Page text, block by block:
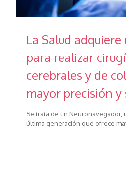
La Salud adquiere
para realizar
cerebrales y de
mayor precisión y
Se trata de un Neuronavegador,
última generación que ofrece